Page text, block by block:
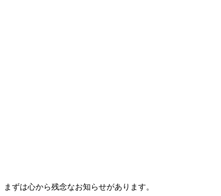
まずは心から残念なお知らせがあります。